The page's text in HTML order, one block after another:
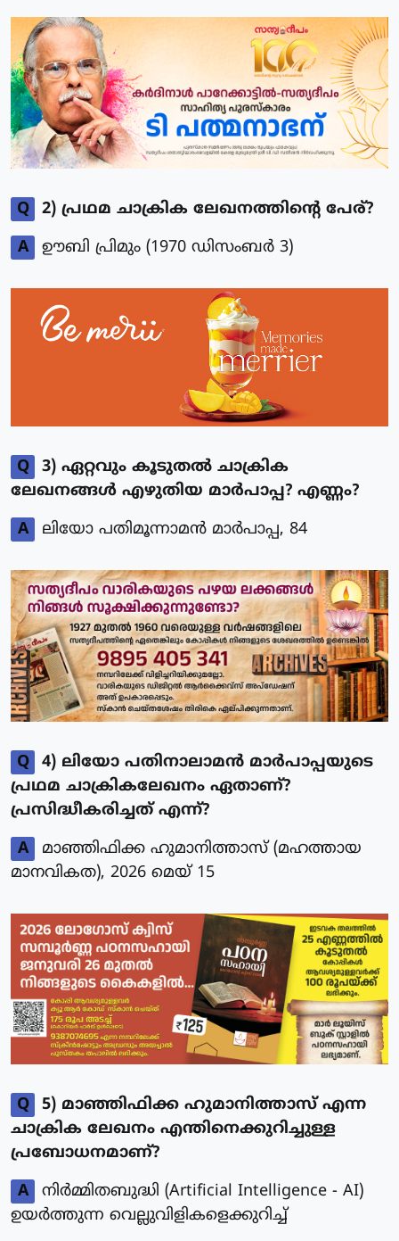
Q
2) പ്രഥമ ചാക്രിക ലേഖനത്തിന്റെ പേര്?
A
ഊബി പ്രിമും (1970 ഡിസംബർ 3)
Q
3) ഏറ്റവും കൂടുതൽ ചാക്രിക
ലേഖനങ്ങൾ എഴുതിയ മാർപാപ്പ? എണ്ണം?
A
ലിയോ പതിമൂന്നാമൻ മാർപാപ്പ, 84
Q
4) ലിയോ പതിനാലാമൻ മാർപാപ്പയുടെ
പ്രഥമ ചാക്രികലേഖനം ഏതാണ്?
പ്രസിദ്ധീകരിച്ചത് എന്ന്?
A
മാഞ്ഞിഫിക്ക ഹുമാനിത്താസ് (മഹത്തായ
മാനവികത), 2026 മെയ് 15
Q
5) മാഞ്ഞിഫിക്ക ഹുമാനിത്താസ് എന്ന
ചാക്രിക ലേഖനം എന്തിനെക്കുറിച്ചുള്ള
പ്രബോധനമാണ്?
A
നിർമ്മിതബുദ്ധി (Artificial Intelligence - AI)
ഉയർത്തുന്ന വെല്ലുവിളികളെക്കുറിച്ച്